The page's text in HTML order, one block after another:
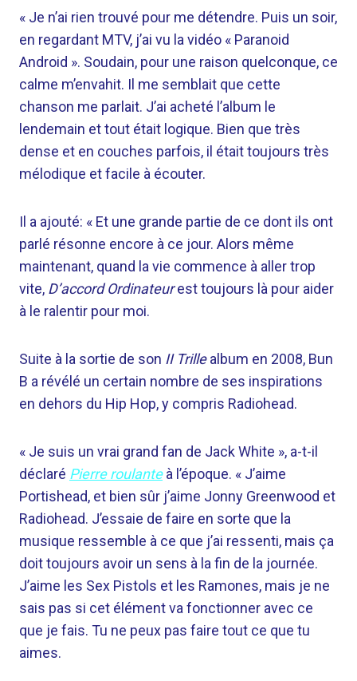
« Je n’ai rien trouvé pour me détendre. Puis un soir,
en regardant MTV, j’ai vu la vidéo « Paranoid
Android ». Soudain, pour une raison quelconque, ce
calme m’envahit. Il me semblait que cette
chanson me parlait. J’ai acheté l’album le
lendemain et tout était logique. Bien que très
dense et en couches parfois, il était toujours très
mélodique et facile à écouter.
Il a ajouté: « Et une grande partie de ce dont ils ont
parlé résonne encore à ce jour. Alors même
maintenant, quand la vie commence à aller trop
vite, D’accord Ordinateurest toujours là pour aider
à le ralentir pour moi.
Suite à la sortie de son II Trillealbum en 2008, Bun
B a révélé un certain nombre de ses inspirations
en dehors du Hip Hop, y compris Radiohead.
« Je suis un vrai grand fan de Jack White », a-t-il
déclaré Pierre roulanteà l’époque. « J’aime
Portishead, et bien sûr j’aime Jonny Greenwood et
Radiohead. J’essaie de faire en sorte que la
musique ressemble à ce que j’ai ressenti, mais ça
doit toujours avoir un sens à la fin de la journée.
J’aime les Sex Pistols et les Ramones, mais je ne
sais pas si cet élément va fonctionner avec ce
que je fais. Tu ne peux pas faire tout ce que tu
aimes.